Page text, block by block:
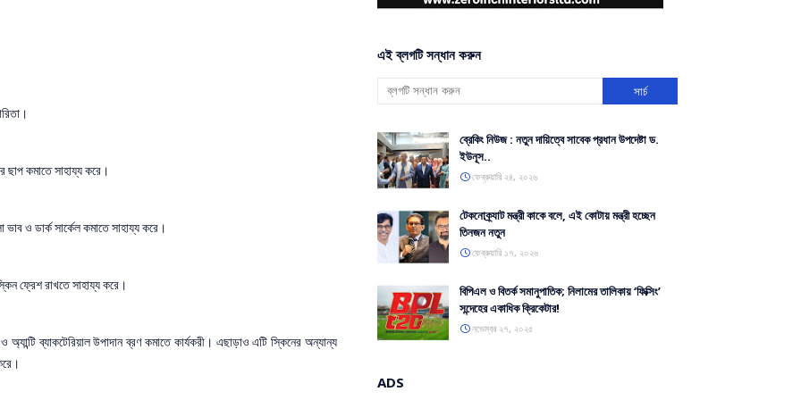
ছাপ কমাতে সাহায্য করে।
ও ডার্ক সার্কেল কমাতে সাহায্য করে।
ফ্রেশ রাখতে সাহায্য করে।
অ্যান্টি ব্যাকটেরিয়াল উপাদান ব্রণ কমাতে কার্যকরী। এছাড়াও এটি স্কিনের অন্যান্য
এই ব্লগটি সন্ধান করুন
ব্রেকিং নিউজ : নতুন দায়িত্বে সাবেক প্রধান উপদেষ্টা ড.
ইউনূস..
ফেব্রুয়ারি ২৪, ২০২৬
টেকনোক্র্যাট মন্ত্রী কাকে বলে, এই কোটায় মন্ত্রী হচ্ছেন
তিনজন নতুন
ফেব্রুয়ারি ১৭, ২০২৬
বিপিএল ও বিতর্ক সমানুপাতিক; নিলামের তালিকায় ‘ফিক্সিং’
সন্দেহের একাধিক ক্রিকেটার!
নভেম্বর ২৭, ২০২৫
ADS